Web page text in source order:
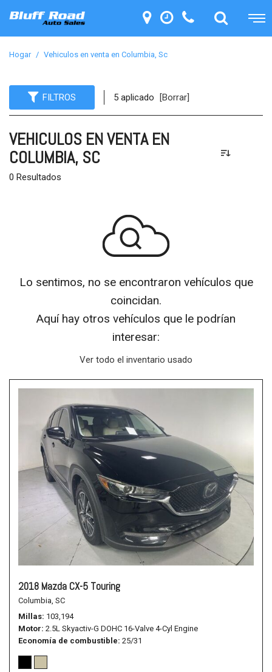
Hogar / Vehiculos en venta en Columbia, Sc
FILTROS 5 aplicado [Borrar]
VEHICULOS EN VENTA EN
COLUMBIA, SC
0 Resultados
Lo sentimos, no se encontraron vehículos que
coincidan.
Aquí hay otros vehículos que le podrían
interesar:
Ver todo el inventario usado
2018 Mazda CX-5 Touring
Columbia, SC
Millas 103,194
Motor 2.5L Skyactiv-G DOHC 16-Valve 4-Cyl Engine
Economía de combustible 25/31